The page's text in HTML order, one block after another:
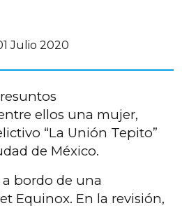
Julio 2020
ellos una mujer,
“La Unión Tepito”
de México.
bordo de una
Equinox. En la revisión,